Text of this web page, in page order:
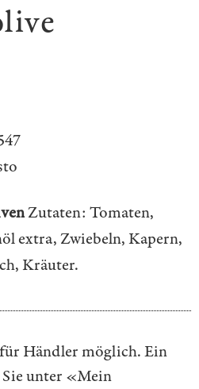
Zutaten: Tomaten,
extra, Zwiebeln, Kapern,
Kräuter.
Händler möglich. Ein
unter «Mein